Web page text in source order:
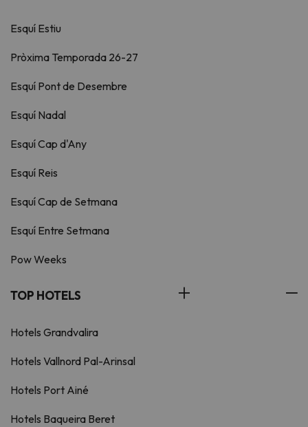
Esquí Estiu
Pròxima Temporada 26-27
Esquí Pont de Desembre
Esquí Nadal
Esquí Cap d'Any
Esquí Reis
Esquí Cap de Setmana
Esquí Entre Setmana
Pow Weeks
TOP HOTELS
Hotels Grandvalira
Hotels Vallnord Pal-Arinsal
Hotels Port Ainé
Hotels Baqueira Beret